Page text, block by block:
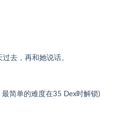
去，再和她说话。
简单的难度在35 Dex时解锁)